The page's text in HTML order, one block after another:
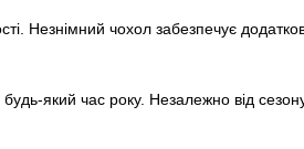
Незнімний чохол забезпечує
який час року. Незалежно від